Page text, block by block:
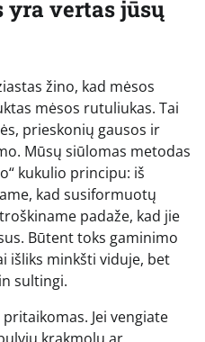
yra vertas jūsų
žino, kad mėsos
mėsos rutuliukas. Tai
prieskonių gausos ir
Mūsų siūlomas metodas
kukulio principu: iš
kad susiformuotų
padaže, kad jie
Būtent toks gaminimo
išliks minkšti viduje, bet
sultingi.
Jei vengiate